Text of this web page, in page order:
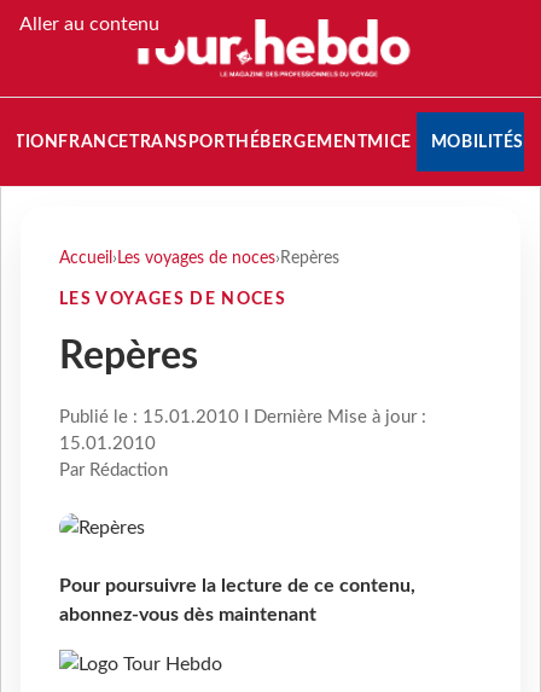
Aller au contenu
FRANCETRANSPORT HÉBERGEMENTMICE MOBILITÉS
Accueil › Les voyages de noces› Repères
LES VOYAGES DE NOCES
Repères
Publié le : 15.01.2010 I Dernière Mise à jour :
15.01.2010
Par Rédaction
Pour poursuivre la lecture de ce contenu,
abonnez-vous dès maintenant